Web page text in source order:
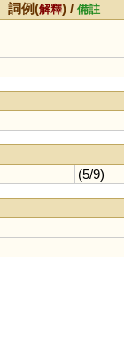
詞例(解釋) /備註
(5/9)